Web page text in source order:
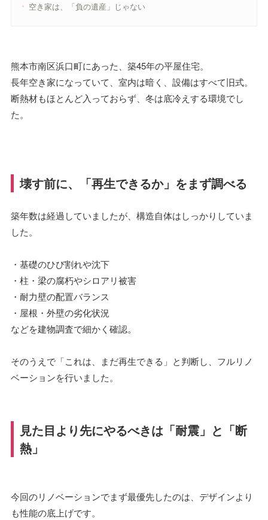
空き家は、「負の遺産」じゃない
熊本市南区浜口町にあった、築45年の平屋住宅。
長年空き家になっていて、室内は暗く、設備はすべて旧式。
断熱材もほとんど入っておらず、冬は底冷えする環境でし
た。
壊す前に、「再生できるか」をまず調べる
築年数は経過していましたが、構造自体はしっかりしていま
した。
・基礎のひび割れや沈下
・柱・梁の腐朽やシロアリ被害
・耐力壁の配置バランス
・屋根・外壁の劣化状況
などを建物調査で細かく確認。
そのうえで「これは、まだ再生できる」と判断し、フルリノ
ベーションを行いました。
見た目より先にやるべきは「耐震」と「断
熱」
今回のリノベーションでまず最優先したのは、デザインより
も性能の底上げです。